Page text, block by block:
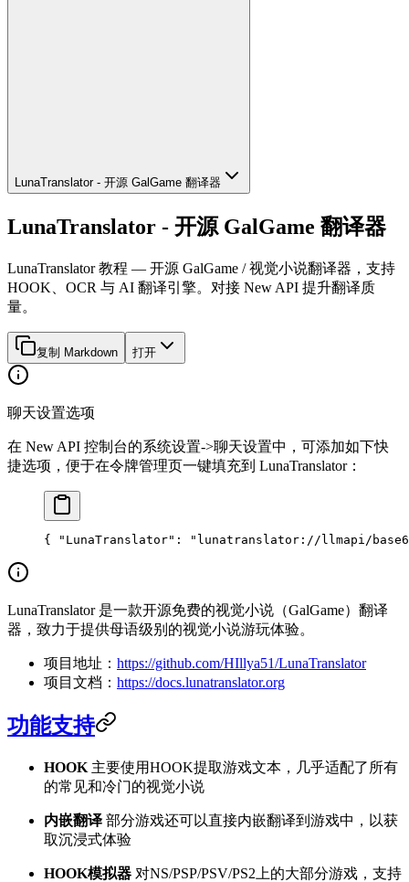
LunaTranslator - 开源 GalGame 翻译器
LunaTranslator - 开源 GalGame 翻译器
LunaTranslator 教程 — 开源 GalGame / 视觉小说翻译器，支持
HOOK、OCR 与 AI 翻译引擎。对接 New API 提升翻译质
量。
复制 Markdown 打开
聊天设置选项
在 New API 控制台的系统设置->聊天设置中，可添加如下快
捷选项，便于在令牌管理页一键填充到 LunaTranslator：
{ "LunaTranslator" : "lunatranslator://llmapi/
LunaTranslator 是一款开源免费的视觉小说（GalGame）翻译
器，致力于提供母语级别的视觉小说游玩体验。
项目地址： https://github.com/HIllya51/LunaTranslator
项目文档： https://docs.lunatranslator.org
功能支持
HOOK 主要使用HOOK提取游戏文本，几乎适配了所有
的常见和冷门的视觉小说
内嵌翻译 部分游戏还可以直接内嵌翻译到游戏中，以获
取沉浸式体验
HOOK模拟器 对NS/PSP/PSV/PS2上的大部分游戏，支持